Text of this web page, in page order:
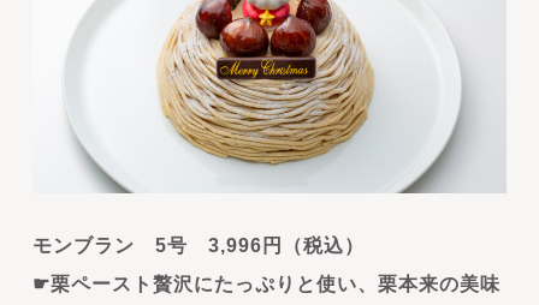
モンブラン 5号 3,996円（税込）
☛栗ペースト贅沢にたっぷりと使い、栗本来の美味